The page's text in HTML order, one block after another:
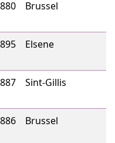
Brussel
Elsene
Sint-Gillis
Brussel